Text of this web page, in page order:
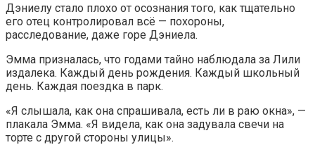
Дэниелу стало плохо от осознания того, как тщательно
его отец контролировал всё — похороны,
расследование, даже горе Дэниела.
Эмма призналась, что годами тайно наблюдала за Лили
издалека. Каждый день рождения. Каждый школьный
день. Каждая поездка в парк.
«Я слышала, как она спрашивала, есть ли в раю окна», —
плакала Эмма. «Я видела, как она задувала свечи на
торте с другой стороны улицы».